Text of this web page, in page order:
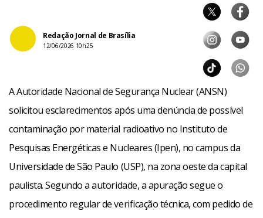
Redação Jornal de Brasília
12/06/2026 10h25
A Autoridade Nacional de Segurança Nuclear (ANSN)
solicitou esclarecimentos após uma denúncia de possível
contaminação por material radioativo no Instituto de
Pesquisas Energéticas e Nucleares (Ipen), no campus da
Universidade de São Paulo (USP), na zona oeste da capital
paulista. Segundo a autoridade, a apuração segue o
procedimento regular de verificação técnica, com pedido de